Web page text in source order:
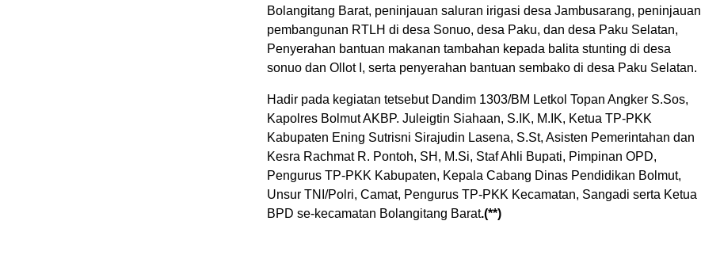
Bolangitang Barat, peninjauan saluran irigasi desa Jambusarang, peninjauan
pembangunan RTLH di desa Sonuo, desa Paku, dan desa Paku Selatan,
Penyerahan bantuan makanan tambahan kepada balita stunting di desa
sonuo dan Ollot I, serta penyerahan bantuan sembako di desa Paku Selatan.
Hadir pada kegiatan tetsebut Dandim 1303/BM Letkol Topan Angker S.Sos,
Kapolres Bolmut AKBP. Juleigtin Siahaan, S.IK, M.IK, Ketua TP-PKK
Kabupaten Ening Sutrisni Sirajudin Lasena, S.St, Asisten Pemerintahan dan
Kesra Rachmat R. Pontoh, SH, M.Si, Staf Ahli Bupati, Pimpinan OPD,
Pengurus TP-PKK Kabupaten, Kepala Cabang Dinas Pendidikan Bolmut,
Unsur TNI/Polri, Camat, Pengurus TP-PKK Kecamatan, Sangadi serta Ketua
BPD se-kecamatan Bolangitang Barat.(**)